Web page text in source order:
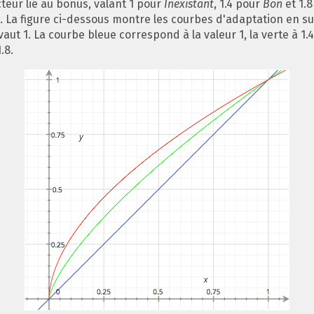
lié au bonus, valant 1 pour Inexistant, 1.4 pour Bon et
. La figure ci-dessous montre les courbes d'adaptation en
1. La courbe bleue correspond à la valeur 1, la verte à